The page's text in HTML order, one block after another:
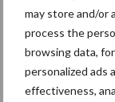
may store and/or
process the
browsing data,
personalized ads
effectiveness,